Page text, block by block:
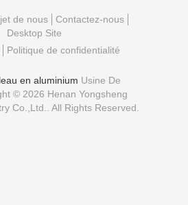
de nous
Contactez-nous
Desktop Site
Politique de confidentialité
en aluminium Usine De
© 2026 Henan Yongsheng
Co.,Ltd.. All Rights Reserved.